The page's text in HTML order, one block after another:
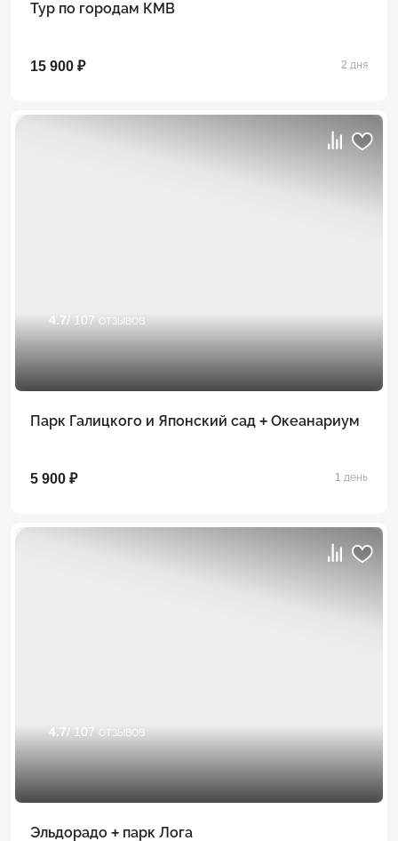
Тур по городам КМВ
15 900 ₽ 2 дня
4.7/ 107 отзывов
Парк Галицкого и Японский сад + Океанариум
5 900 ₽ 1 день
4.7/ 107 отзывов
Эльдорадо + парк Лога